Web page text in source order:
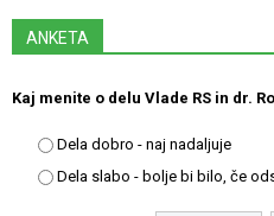
ANKETA
Kaj menite o delu Vlade RS in dr.
Dela dobro - naj nadaljuje
Dela slabo - bolje bi bilo, če